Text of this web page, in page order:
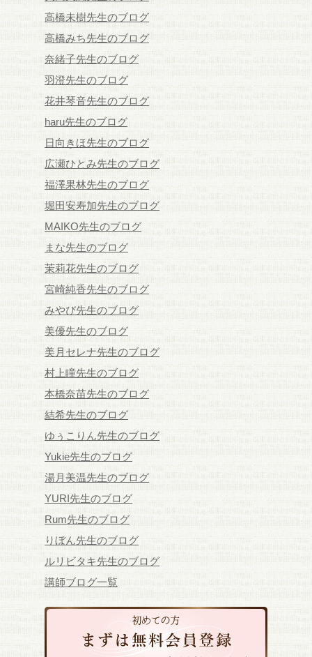
高橋未樹先生のブログ
高橋みち先生のブログ
奈緒子先生のブログ
羽澄先生のブログ
花井琴音先生のブログ
haru先生のブログ
日向きほ先生のブログ
広瀬ひとみ先生のブログ
福澤果林先生のブログ
堀田安寿加先生のブログ
MAIKO先生のブログ
まな先生のブログ
茉莉花先生のブログ
宮崎純香先生のブログ
みやび先生のブログ
美優先生のブログ
美月セレナ先生のブログ
村上瞳先生のブログ
本橋奈苗先生のブログ
結希先生のブログ
ゆぅこりん先生のブログ
Yukie先生のブログ
湯月美温先生のブログ
YURI先生のブログ
Rum先生のブログ
りぼん先生のブログ
ルリビタキ先生のブログ
講師ブログ一覧